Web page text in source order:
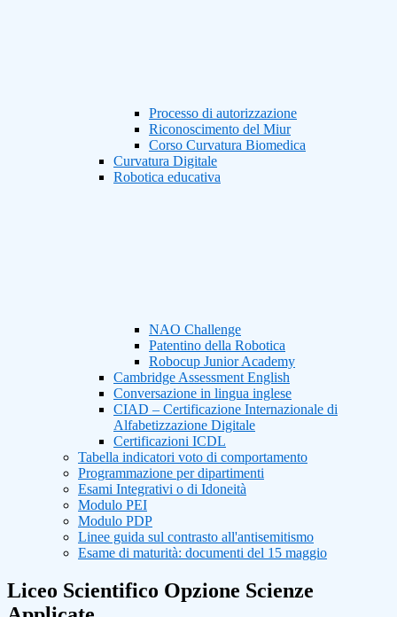
Processo di autorizzazione
Riconoscimento del Miur
Corso Curvatura Biomedica
Curvatura Digitale
Robotica educativa
NAO Challenge
Patentino della Robotica
Robocup Junior Academy
Cambridge Assessment English
Conversazione in lingua inglese
CIAD – Certificazione Internazionale di
Alfabetizzazione Digitale
Certificazioni ICDL
Tabella indicatori voto di comportamento
Programmazione per dipartimenti
Esami Integrativi o di Idoneità
Modulo PEI
Modulo PDP
Linee guida sul contrasto all'antisemitismo
Esame di maturità: documenti del 15 maggio
Liceo Scientifico Opzione Scienze